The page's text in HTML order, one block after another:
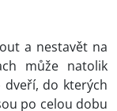
a nestavět na
může natolik
dveří, do kterých
po celou dobu